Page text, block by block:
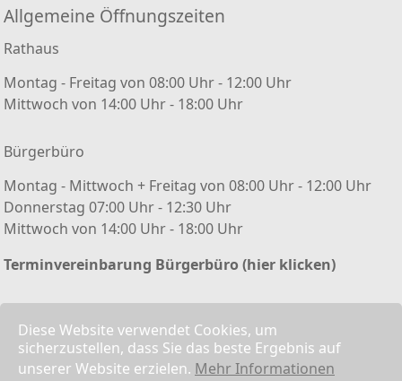
Diese Website verwendet Cookies, um
sicherzustellen, dass Sie das beste Ergebnis auf
unserer Website erzielen. Mehr Informationen
Allgemeine Öffnungszeiten
Rathaus
Montag - Freitag von 08:00 Uhr - 12:00 Uhr
Mittwoch von 14:00 Uhr - 18:00 Uhr
Bürgerbüro
Montag - Mittwoch + Freitag von 08:00 Uhr - 12:00 Uhr
Donnerstag 07:00 Uhr - 12:30 Uhr
Mittwoch von 14:00 Uhr - 18:00 Uhr
Terminvereinbarung Bürgerbüro (hier klicken)
Kontaktformular
Impressum